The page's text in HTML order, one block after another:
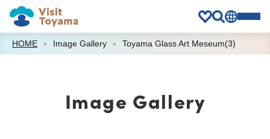
HOME Image Gallery Toyama Glass Art Meseum(3)
Image Gallery